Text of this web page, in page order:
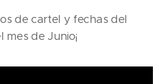
de cartel y fechas del
de Junio¡